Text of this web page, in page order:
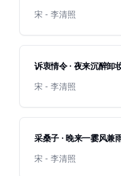
宋 - 李清照
诉衷情令 · 夜来沉醉卸
宋 - 李清照
采桑子 · 晚来一霎风兼
宋 - 李清照